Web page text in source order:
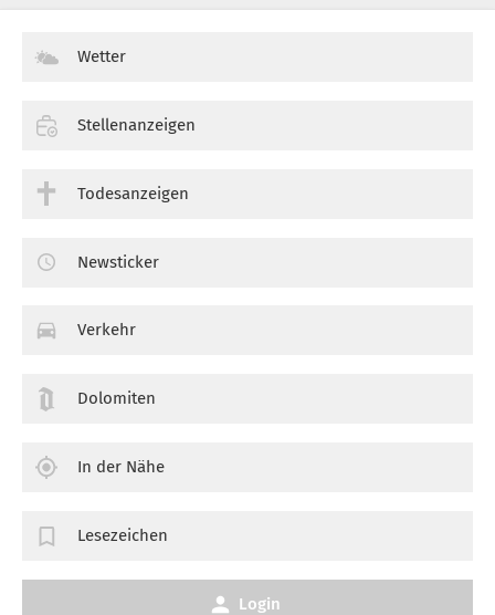
Wetter
Stellenanzeigen
Todesanzeigen
Newsticker
Verkehr
Dolomiten
In der Nähe
Lesezeichen
Login